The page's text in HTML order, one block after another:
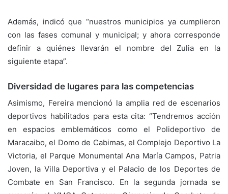
Además, indicó que “nuestros municipios ya cumplieron
con las fases comunal y municipal; y ahora corresponde
definir a quiénes llevarán el nombre del Zulia en la
siguiente etapa”.
Diversidad de lugares para las competencias
Asimismo, Fereira mencionó la amplia red de escenarios
deportivos habilitados para esta cita: “Tendremos acción
en espacios emblemáticos como el Polideportivo de
Maracaibo, el Domo de Cabimas, el Complejo Deportivo La
Victoria, el Parque Monumental Ana María Campos, Patria
Joven, la Villa Deportiva y el Palacio de los Deportes de
Combate en San Francisco. En la segunda jornada se